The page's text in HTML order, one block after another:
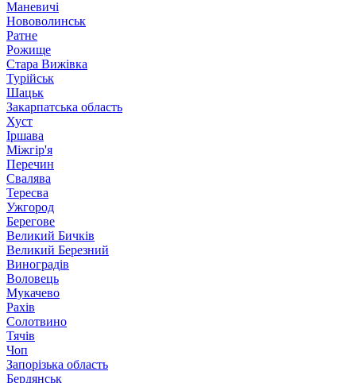
Маневичі
Нововолинськ
Ратне
Рожище
Стара Вижівка
Турійськ
Шацьк
Закарпатська область
Хуст
Іршава
Міжгір'я
Перечин
Свалява
Тересва
Ужгород
Берегове
Великий Бичків
Великий Березний
Виноградів
Воловець
Мукачево
Рахів
Солотвино
Тячів
Чоп
Запорізька область
Бердянськ